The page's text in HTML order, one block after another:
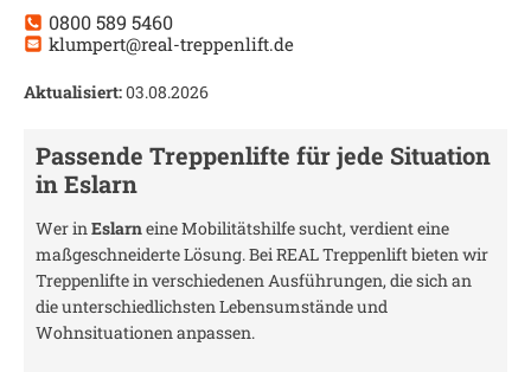
0800 589 5460
klumpert@real-treppenlift.de
Aktualisiert:03.08.2026
Passende Treppenlifte für jede Situation
inEslarn
Wer inEslarneine Mobilitätshilfe sucht, verdient eine
maßgeschneiderte Lösung. Bei REAL Treppenlift bieten wir
Treppenlifte in verschiedenen Ausführungen, die sich an
die unterschiedlichsten Lebensumstände und
Wohnsituationen anpassen.